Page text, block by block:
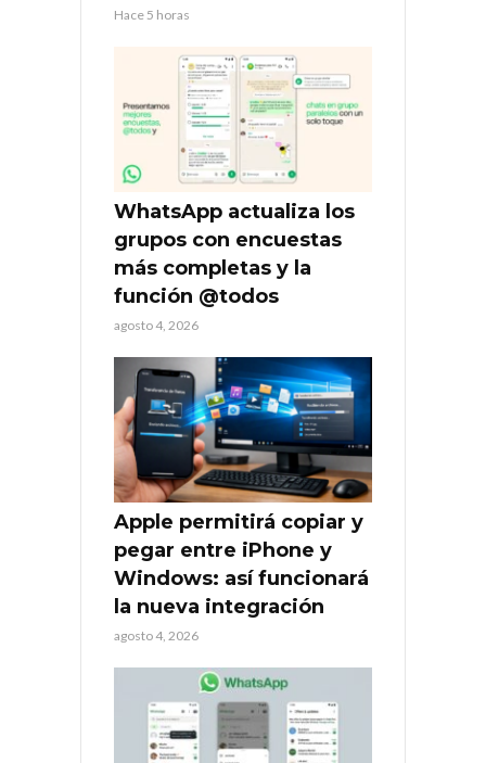
Hace 5 horas
WhatsApp actualiza los
grupos con encuestas
más completas y la
función @todos
agosto 4, 2026
Apple permitirá copiar y
pegar entre iPhone y
Windows: así funcionará
la nueva integración
agosto 4, 2026